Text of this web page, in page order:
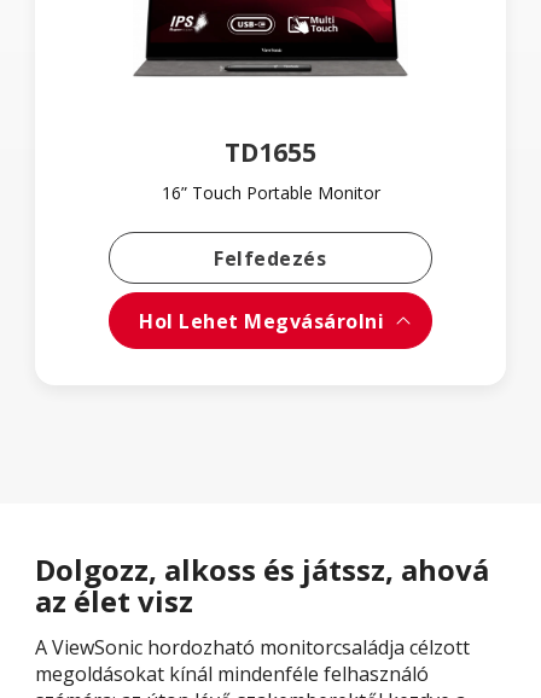
TD1655
16” Touch Portable Monitor
FelfedezésTovábbi Információk
Hol Lehet Megvásárolni
Dolgozz, alkoss és játssz, ahová
az élet visz
A ViewSonic hordozható monitorcsaládja célzott
megoldásokat kínál mindenféle felhasználó